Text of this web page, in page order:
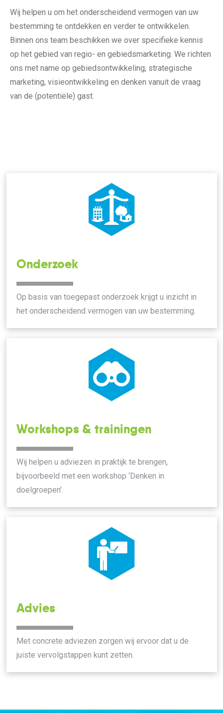
Wij helpen u om het onderscheidend vermogen van uw
bestemming te ontdekken en verder te ontwikkelen.
Binnen ons team beschikken we over specifieke kennis
op het gebied van regio- en gebiedsmarketing. We richten
ons met name op gebiedsontwikkeling, strategische
marketing, visieontwikkeling en denken vanuit de vraag
van de (potentiële) gast.
Onderzoek
Op basis van toegepast onderzoek krijgt u inzicht in
het onderscheidend vermogen van uw bestemming.
Workshops & trainingen
Wij helpen u adviezen in praktijk te brengen,
bijvoorbeeld met een workshop ‘Denken in
doelgroepen’.
Advies
Met concrete adviezen zorgen wij ervoor dat u de
juiste vervolgstappen kunt zetten.